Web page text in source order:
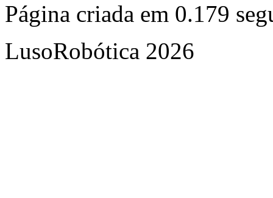
Página criada em 0.179
LusoRobótica 2026